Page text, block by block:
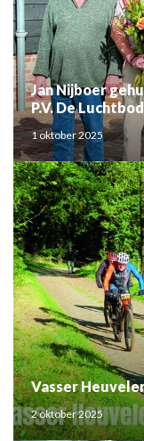
Jan Nijboer
P.V. De
1 oktober 2025
2 oktober 2025